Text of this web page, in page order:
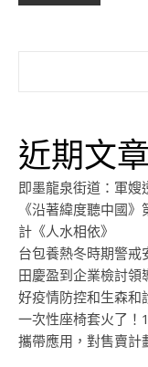
近期文章
即墨龍泉街道：軍嫂
《沿著緯度聽中國
計《人水相依》
台包養熱冬時期警戒
田慶盈到企業檢討領
好疫情防控和生森和
一次性座椅套火了！
攜帶應用，對售賣計